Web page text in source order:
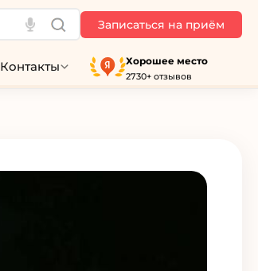
Записаться на приём
Контакты Хорошее место
2730+ отзывов